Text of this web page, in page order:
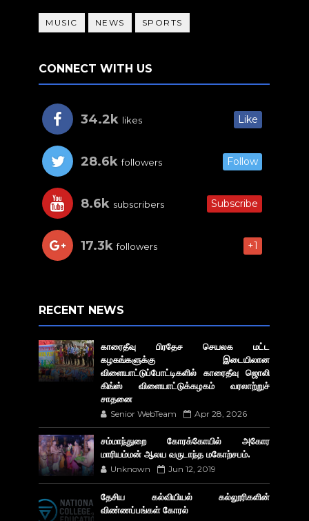
MUSIC NEWS SPORTS
CONNECT WITH US
34.2k likes Like
28.6k followers Follow
8.6k subscribers Subscribe
17.3k followers +1
RECENT NEWS
காரைதீவு பிரதேச செயலக மட்ட
கழகங்களுக்கு இடையிலான
விளையாட்டுப்போட்டிகளில் காரைதீவு ஜொலி
கிங்ஸ் விளையாட்டுக்கழகம் வரலாற்றுச்
சாதனை
Senior WebTeam Apr 28, 2026
சம்மாந்துறை கோரக்கோயில் அகோர​
மாரியம்மன் ஆலய வருடாந்த மகோற்சபம்.
Unknown Jun 12, 2019
தேசிய கல்வியியல் கல்லூரிகளின்
விண்ணப்பங்கள் கோரல்